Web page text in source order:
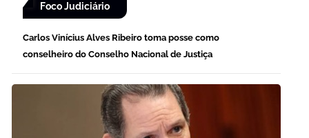
Foco Judiciário
Carlos Vinícius Alves Ribeiro toma posse como
conselheiro do Conselho Nacional de Justiça